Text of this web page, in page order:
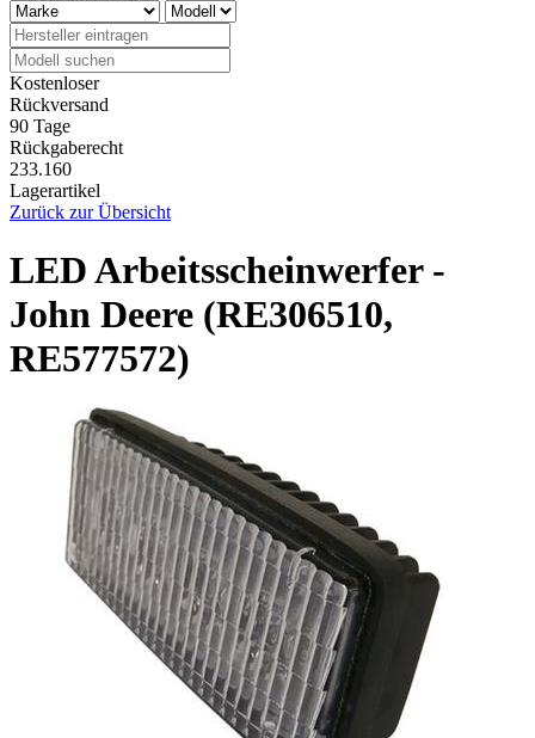
Kostenloser
Rückversand
90 Tage
Rückgaberecht
233.160
Lagerartikel
Zurück zur Übersicht
LED Arbeitsscheinwerfer -
John Deere (RE306510,
RE577572)